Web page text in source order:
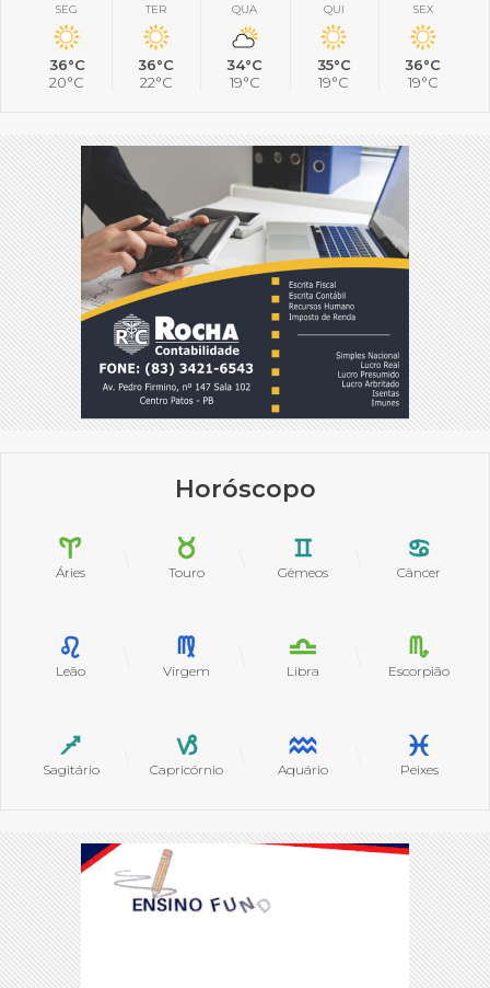
SEG
36°C
20°C
TER
36°C
22°C
QUA
34°C
19°C
QUI
35°C
19°C
SEX
36°C
19°C
Horóscopo
Áries Touro Gêmeos Câncer
Leão Virgem Libra Escorpião
Sagitário Capricórnio Aquário Peixes